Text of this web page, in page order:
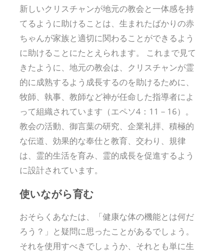
新しいクリスチャンが地元の教会と一体感を持
てるように助けることは、生まれたばかりの赤
ちゃんが家族と適切に関わることができるよう
に助けることにたとえられます。 これまで見て
きたように、地元の教会は、クリスチャンが霊
的に成熟するよう成長するのを助けるために、
牧師、執事、教師など神が任命した指導者によ
って組織されています（エペソ4：11－16）。
教会の活動、御言葉の研究、企業礼拝、積極的
な伝道、効果的な奉仕と教育、交わり、規律
は、霊的生活を育み、霊的成長を促進するよう
に設計されています。
使いながら育む
おそらくあなたは、「健康な体の機能とは何だ
ろう？」と疑問に思ったことがあるでしょう。
それを使用すべきでしょうか、それとも単に生